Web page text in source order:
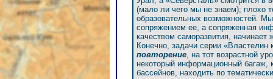
(мало ли чего мы не знаем); плохо
образовательных возможностей.
сопряжением ее, а сопряженная
качеством саморазвития,
Конечно, задачи серии
повторение , на тот возрастной
некоторый информационный багаж,
бассейнов, находить по